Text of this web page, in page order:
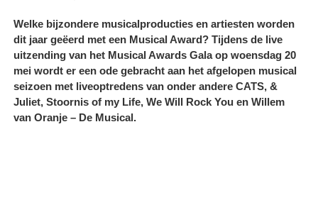
Welke bijzondere musicalproducties en artiesten worden
dit jaar geëerd met een Musical Award? Tijdens de live
uitzending van het Musical Awards Gala op woensdag 20
mei wordt er een ode gebracht aan het afgelopen musical
seizoen met liveoptredens van onder andere CATS, &
Juliet, Stoornis of my Life, We Will Rock You en Willem
van Oranje – De Musical.